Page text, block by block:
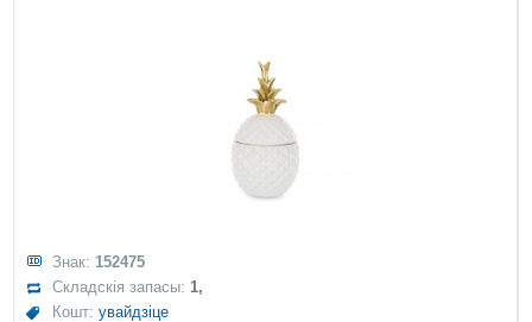
Знак: 152475
Складскія запасы:1,
Кошт:увайдзіце